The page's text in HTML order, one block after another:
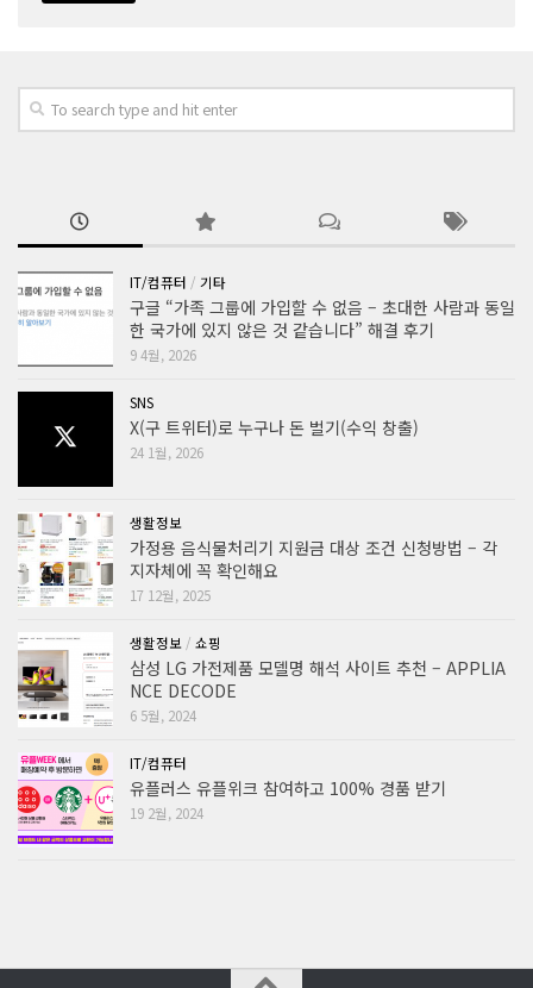
IT/컴퓨터 / 기타
구글 “가족 그룹에 가입할 수 없음 – 초대한 사람과 동일
한 국가에 있지 않은 것 같습니다” 해결 후기
9 4월, 2026
SNS
X(구 트위터)로 누구나 돈 벌기(수익 창출)
24 1월, 2026
생활정보
가정용 음식물처리기 지원금 대상 조건 신청방법 – 각
지자체에 꼭 확인해요
17 12월, 2025
생활정보 / 쇼핑
삼성 LG 가전제품 모델명 해석 사이트 추천 – APPLIA
NCE DECODE
6 5월, 2024
IT/컴퓨터
유플러스 유플위크 참여하고 100% 경품 받기
19 2월, 2024